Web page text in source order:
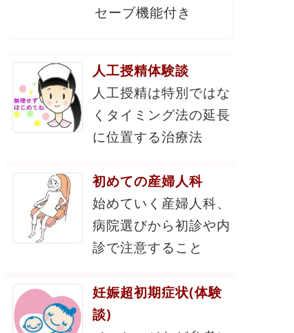
セーブ機能付き
人工授精体験談
人工授精は特別ではな
くタイミング法の延長
に位置する治療法
初めての産婦人科
始めていく産婦人科、
病院選びから初診や内
診で注意すること
妊娠超初期症状(体験
談)